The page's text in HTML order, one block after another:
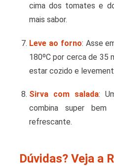
cima dos tomates e
mais sabor.
Leve ao forno: Asse
180ºC por cerca de 35
estar cozido e
Sirva com salada:
combina super
refrescante.
Dúvidas? Veja a